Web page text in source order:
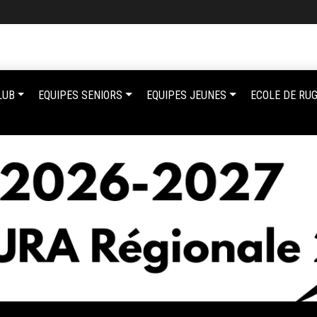
EQUIPES SENIORS EQUIPES JEUNES ECOLE DE